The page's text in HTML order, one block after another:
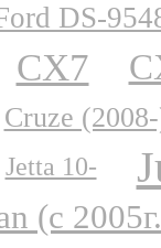
DS-
CX7
Cruze
Jetta 10-
(с